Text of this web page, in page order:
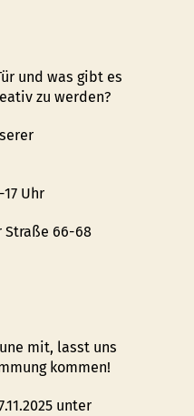
und was gibt es
zu werden?
Uhr
66-68
mit, lasst uns
kommen!
unter